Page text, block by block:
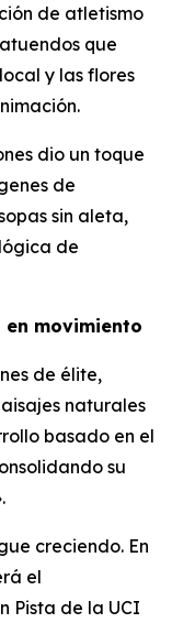
de atletismo
que
y las flores
dio un toque
de
sin aleta,
de
en movimiento
de élite,
naturales
basado en el
su
creciendo. En
el
Pista de la UCI